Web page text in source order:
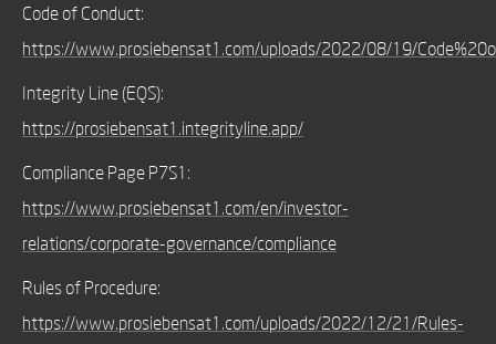
Code of Conduct:
https://www.prosiebensat1.com/uploads/2022/08/19/
Integrity Line (EQS):
https://prosiebensat1.integrityline.app/
Compliance Page P7S1:
https://www.prosiebensat1.com/en/investor-
relations/corporate-governance/compliance
Rules of Procedure:
https://www.prosiebensat1.com/uploads/2022/12/21/Rules-